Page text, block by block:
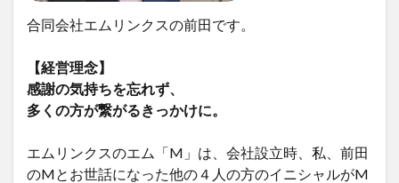
合同会社エムリンクスの前田です。
【経営理念】
感謝の気持ちを忘れず、
多くの方が繋がるきっかけに。
エムリンクスのエム「M」は、会社設立時、私、前田
のMとお世話になった他の４人の方のイニシャルがM